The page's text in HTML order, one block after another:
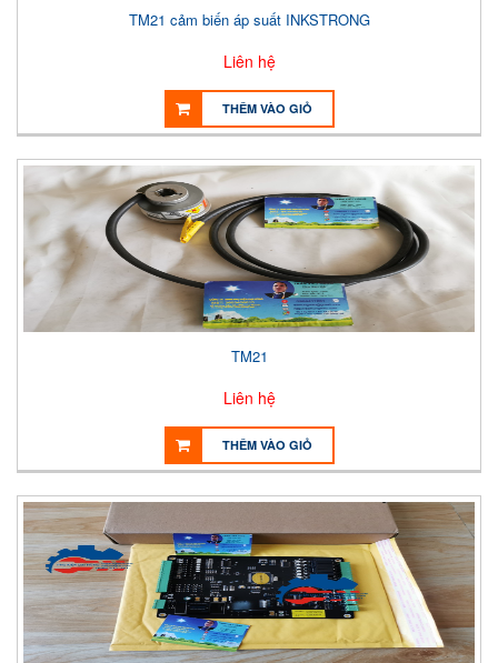
TM21 cảm biến áp suất INKSTRONG
Liên hệ
THÊM VÀO GIỎ
TM21
Liên hệ
THÊM VÀO GIỎ